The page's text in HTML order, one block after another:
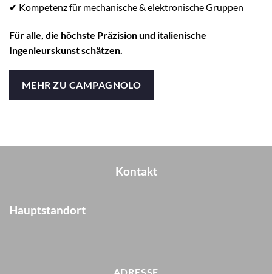
✔ Kompetenz für mechanische & elektronische Gruppen
Für alle, die höchste Präzision und italienische
Ingenieurskunst schätzen.
MEHR ZU CAMPAGNOLO
Kontakt
Hauptstandort